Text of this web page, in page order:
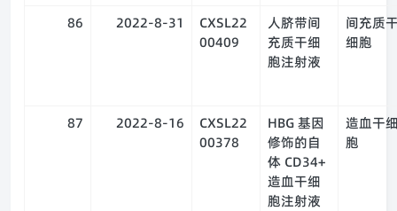
86 2022-8-31
CXSL22
00409
人脐带间
充质干细
胞注射液
间充质
细胞
87 2022-8-16
CXSL22
00378
HBG 基因
修饰的自
体 CD34+
造血干细
胞注射液
造血干
胞